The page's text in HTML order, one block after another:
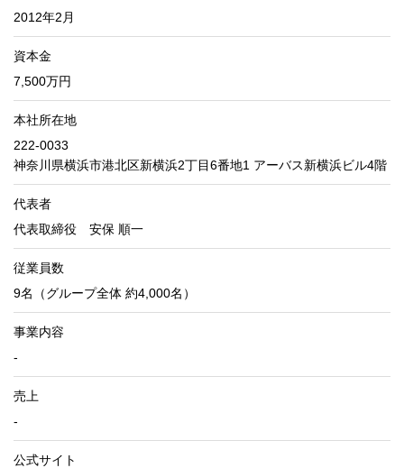
2012年2月
資本金
7,500万円
本社所在地
222-0033
神奈川県横浜市港北区新横浜2丁目6番地1 アーバス新横浜ビル4階
代表者
代表取締役 安保 順一
従業員数
9名（グループ全体 約4,000名）
事業内容
-
売上
-
公式サイト